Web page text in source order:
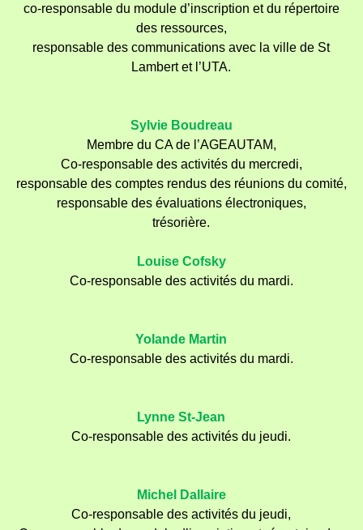
co-responsable du module d’inscription et du répertoire
des ressources,
responsable des communications avec la ville de St
Lambert et l’UTA.
Sylvie Boudreau
Membre du CA de l’AGEAUTAM,
Co-responsable des activités du mercredi,
responsable des comptes rendus des réunions du comité,
responsable des évaluations électroniques,
trésorière.
Louise Cofsky
Co-responsable des activités du mardi.
Yolande Martin
Co-responsable des activités du mardi.
Lynne St-Jean
Co-responsable des activités du jeudi.
Michel Dallaire
Co-responsable des activités du jeudi,